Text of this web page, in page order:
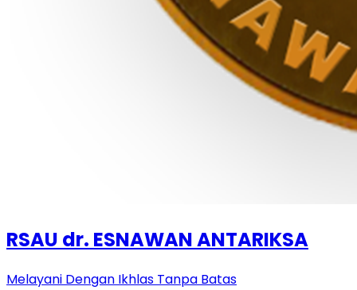
RSAU dr. ESNAWAN ANTARIKSA
Melayani Dengan Ikhlas Tanpa Batas